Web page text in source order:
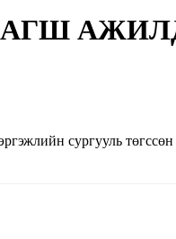
БАГШ
сургууль төгссөн